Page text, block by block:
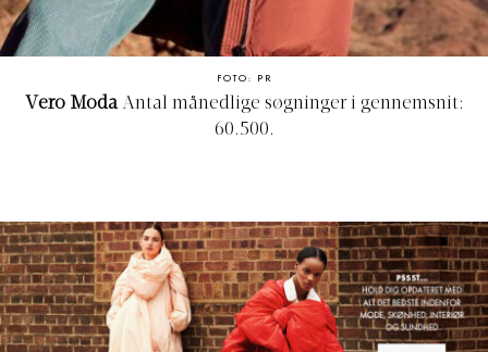
FOTO: PR
Vero Moda Antal månedlige søgninger i gennemsnit:
60.500.